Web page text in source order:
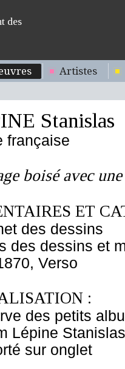
des
Artistes
Stanislas
française
boisé avec
ET
des dessins
des dessins et
Verso
:
des petits
Lépine
sur onglet